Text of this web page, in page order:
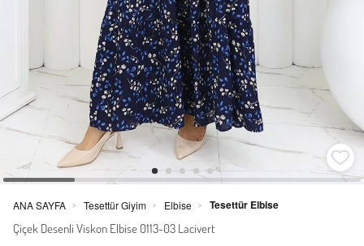
ANA SAYFA > Tesettür Giyim > Elbise > Tesettür Elbise
Çiçek Desenli Viskon Elbise 0113-03 Lacivert